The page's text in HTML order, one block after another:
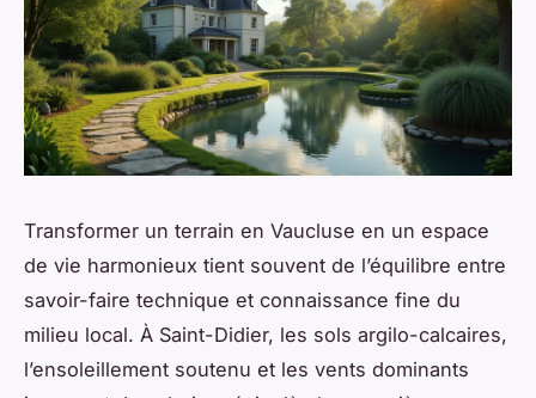
Transformer un terrain en Vaucluse en un espace
de vie harmonieux tient souvent de l’équilibre entre
savoir-faire technique et connaissance fine du
milieu local. À Saint-Didier, les sols argilo-calcaires,
l’ensoleillement soutenu et les vents dominants